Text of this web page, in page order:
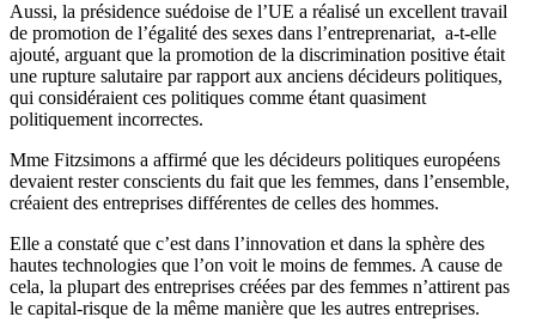
Aussi, la présidence suédoise de l’UE a réalisé un excellent travail
de promotion de l’égalité des sexes dans l’entreprenariat, a-t-elle
ajouté, arguant que la promotion de la discrimination positive était
une rupture salutaire par rapport aux anciens décideurs politiques,
qui considéraient ces politiques comme étant quasiment
politiquement incorrectes.
Mme Fitzsimons a affirmé que les décideurs politiques européens
devaient rester conscients du fait que les femmes, dans l’ensemble,
créaient des entreprises différentes de celles des hommes.
Elle a constaté que c’est dans l’innovation et dans la sphère des
hautes technologies que l’on voit le moins de femmes. A cause de
cela, la plupart des entreprises créées par des femmes n’attirent pas
le capital-risque de la même manière que les autres entreprises.